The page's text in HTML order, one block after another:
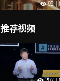
92
推荐视频